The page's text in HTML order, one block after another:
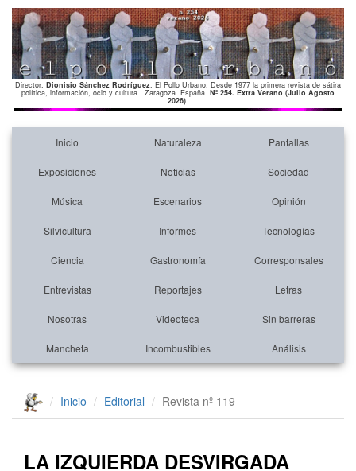
Director: Dionisio Sánchez Rodríguez. El Pollo Urbano. Desde 1977 la primera revista de sátira
política, información, ocio y cultura . Zaragoza. España. Nº 254. Extra Verano (Julio Agosto
2026).
Inicio Naturaleza Pantallas
Exposiciones Noticias Sociedad
Música Escenarios Opinión
Silvicultura Informes Tecnologías
Ciencia Gastronomía Corresponsales
Entrevistas Reportajes Letras
Nosotras Videoteca Sin barreras
Mancheta Incombustibles Análisis
Inicio Editorial Revista nº 119
LA IZQUIERDA DESVIRGADA